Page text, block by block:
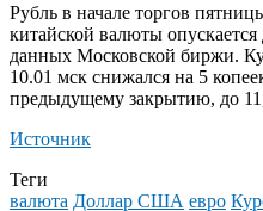
Рубль в начале торгов
китайской валюты опускается
данных Московской биржи.
10.01 мск снижался на 5
предыдущему закрытию, до
Источник
Теги
валюта Доллар США евро